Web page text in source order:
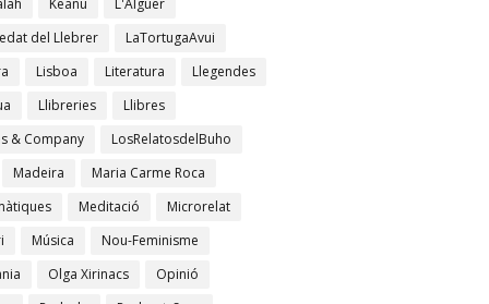
Keanu
L'Alguer
del Llebrer
LaTortugaAvui
Lisboa Literatura
Llegendes
Llibreries
Llibres
& Company
LosRelatosdelBuho
Madeira
Maria Carme Roca
Meditació
Microrelat
Música
Nou-Feminisme
Olga Xirinacs
Opinió